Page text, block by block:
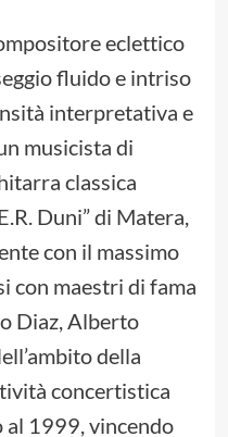
eclettico
fluido e intriso
interpretativa e
musicista di
classica
Duni” di Matera,
con il massimo
con maestri di fama
Diaz, Alberto
della
concertistica
al 1999, vincendo